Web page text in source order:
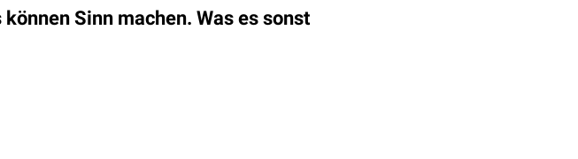
Sinn machen. Was es sonst